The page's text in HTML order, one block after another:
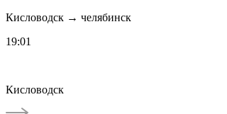
Кисловодск → челябинск
19:01
Кисловодск